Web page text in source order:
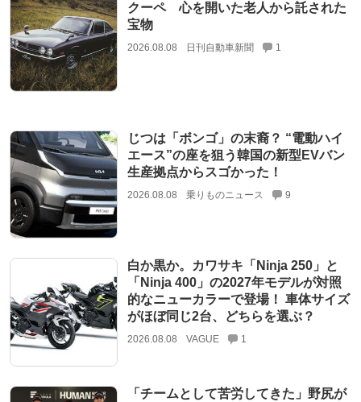
クーペ 心を開いた老人から託された
宝物
2026.08.08 日刊自動車新聞 1
じつは「ボンゴ」の末裔？ “電動ハイ
エース”の座を狙う韓国の新型EVバン
生産拠点からスゴかった！
2026.08.08 乗りものニュース 9
白か黒か。カワサキ「Ninja 250」と
「Ninja 400」の2027年モデルが対照
的なニューカラーで登場！ 車体サイズ
がほぼ同じ2台、どちらを選ぶ？
2026.08.08 VAGUE 1
「チームとして苦労してきた」野尻が